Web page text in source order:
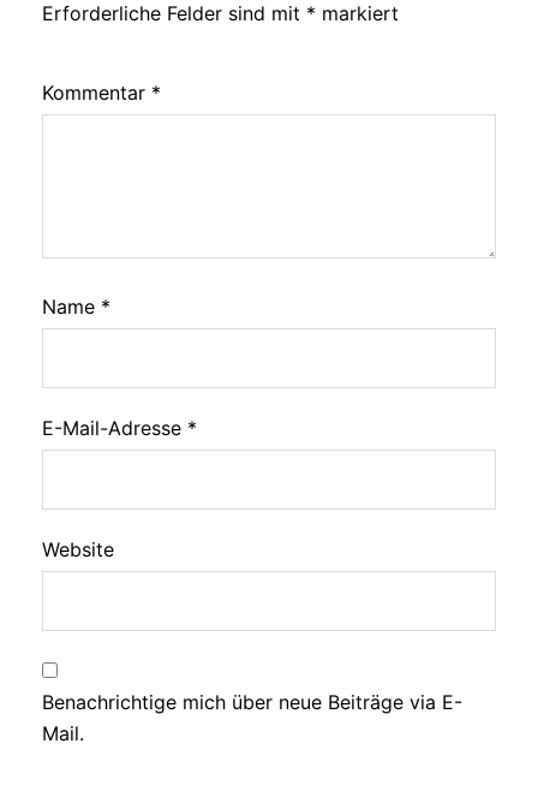
Erforderliche Felder sind mit * markiert
Kommentar *
Name *
E-Mail-Adresse *
Website
Benachrichtige mich über neue Beiträge via E-
Mail.